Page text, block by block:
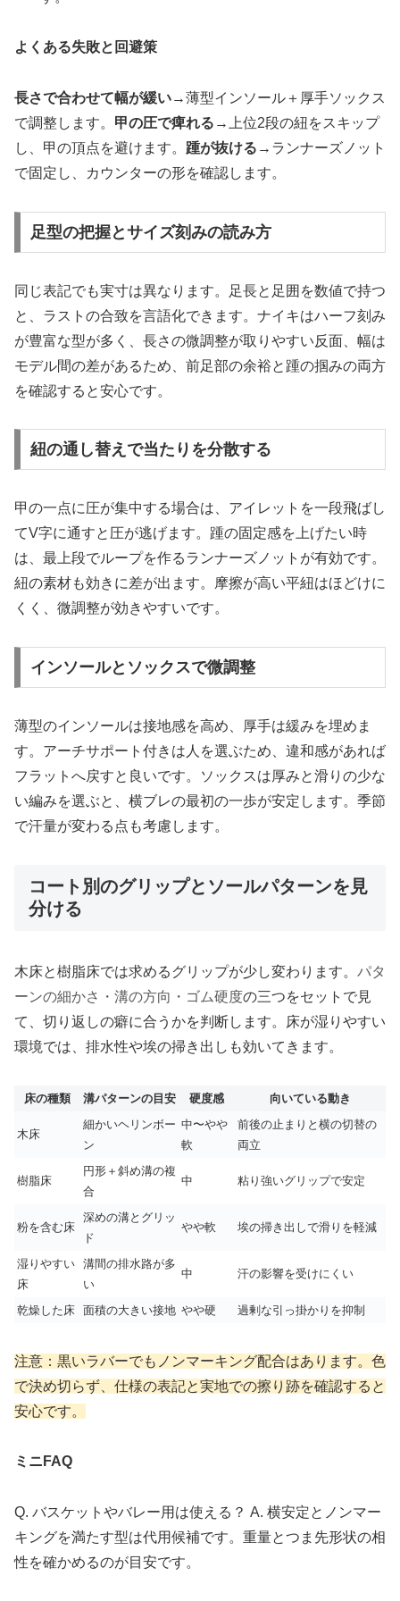
よくある失敗と回避策
長さで合わせて幅が緩い→薄型インソール＋厚手ソックス
で調整します。 甲の圧で痺れる →上位2段の紐をスキップ
し、甲の頂点を避けます。 踵が抜ける →ランナーズノット
で固定し、カウンターの形を確認します。
足型の把握とサイズ刻みの読み方
同じ表記でも実寸は異なります。足長と足囲を数値で持つ
と、ラストの合致を言語化できます。ナイキはハーフ刻み
が豊富な型が多く、長さの微調整が取りやすい反面、幅は
モデル間の差があるため、前足部の余裕と踵の掴みの両方
を確認すると安心です。
紐の通し替えで当たりを分散する
甲の一点に圧が集中する場合は、アイレットを一段飛ばし
てV字に通すと圧が逃げます。踵の固定感を上げたい時
は、最上段でループを作るランナーズノットが有効です。
紐の素材も効きに差が出ます。摩擦が高い平紐はほどけに
くく、微調整が効きやすいです。
インソールとソックスで微調整
薄型のインソールは接地感を高め、厚手は緩みを埋めま
す。アーチサポート付きは人を選ぶため、違和感があれば
フラットへ戻すと良いです。ソックスは厚みと滑りの少な
い編みを選ぶと、横ブレの最初の一歩が安定します。季節
で汗量が変わる点も考慮します。
コート別のグリップとソールパターンを見
分ける
木床と樹脂床では求めるグリップが少し変わります。 パタ
ーンの細かさ・溝の方向・ゴム硬度の三つをセットで見
て、切り返しの癖に合うかを判断します。床が湿りやすい
環境では、排水性や埃の掃き出しも効いてきます。
床の種類 溝パターンの目安 硬度感 向いている動き
木床
細かいヘリンボー
ン
中〜やや
軟
前後の止まりと横の切替の
両立
樹脂床
円形＋斜め溝の複
合
中 粘り強いグリップで安定
粉を含む床
深めの溝とグリッ
ド
やや軟 埃の掃き出しで滑りを軽減
湿りやすい
床
溝間の排水路が多
い
中 汗の影響を受けにくい
乾燥した床 面積の大きい接地 やや硬 過剰な引っ掛かりを抑制
注意：黒いラバーでもノンマーキング配合はあります。色
で決め切らず、仕様の表記と実地での擦り跡を確認すると
安心です。
ミニFAQ
Q. バスケットやバレー用は使える？ A. 横安定とノンマー
キングを満たす型は代用候補です。重量とつま先形状の相
性を確かめるのが目安です。